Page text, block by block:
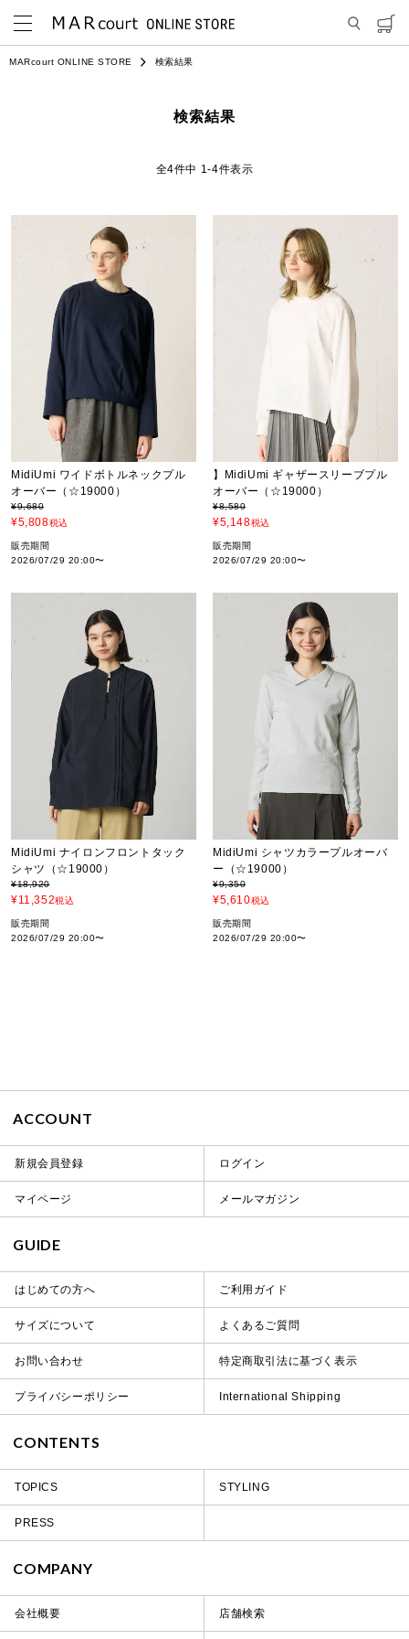
MARcourt ONLINE STORE 検索結果
検索結果
4件中 1-4件表示
MidiUmi ワイドボトルネックプル
オーバー（☆19000）
¥9,680
¥5,808税込
販売期間
2026/07/29 20:00〜
】MidiUmi ギャザースリーブプル
オーバー（☆19000）
¥8,580
¥5,148税込
販売期間
2026/07/29 20:00〜
MidiUmi ナイロンフロントタック
シャツ（☆19000）
¥18,920
¥11,352税込
販売期間
2026/07/29 20:00〜
MidiUmi シャツカラープルオーバ
ー（☆19000）
¥9,350
¥5,610税込
販売期間
2026/07/29 20:00〜
ACCOUNT
新規会員登録 ログイン
マイページ メールマガジン
GUIDE
はじめての方へ ご利用ガイド
サイズについて よくあるご質問
お問い合わせ 特定商取引法に基づく表示
プライバシーポリシー International Shipping
CONTENTS
TOPICS STYLING
PRESS
COMPANY
会社概要 店舗検索